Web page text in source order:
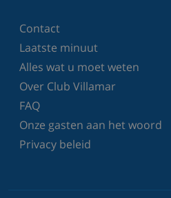
Contact
Laatste minuut
Alles wat u moet weten
Over Club Villamar
FAQ
Onze gasten aan het woord
Privacy beleid